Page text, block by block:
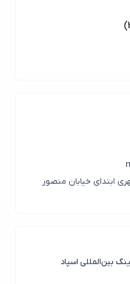
خیابان منصور
اسپاد